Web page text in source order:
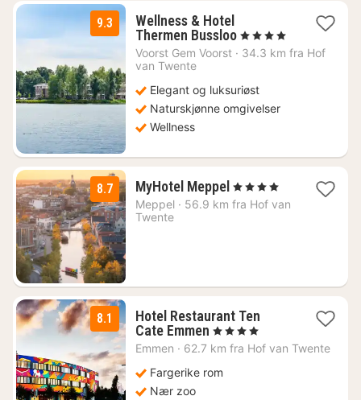
9.3
Wellness & Hotel
Thermen Bussloo1
natt
kr.
, 4 Stjerner
Voorst Gem Voorst · 34.3 km fra Hof
van Twente
Elegant og luksuriøst
Naturskjønne omgivelser
Wellness
8.7 MyHotel Meppel 1
natt
, 4 Stjerner
Meppel · 56.9 km fra Hof van
Twente
8.1
Hotel Restaurant Ten
Cate Emmen 1
natt
1133
, 4 Stjerner
Emmen · 62.7 km fra Hof van Twente
Fargerike rom
Nær zoo